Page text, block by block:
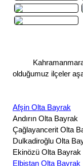
Kahramanmaraş
olduğumuz ilçeler
Afşin Olta Bayrak
Andırın Olta Bayrak
Çağlayancerit Olta
Dulkadiroğlu Olta
Ekinözü Olta Bayrak
Elbistan Olta Bayrak